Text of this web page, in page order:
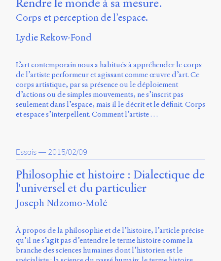
De
Émile
Timothée
Guicherd,
Servanne
Monjour,
Nicolas
Sauret
et
Rosati,
de
2018
2020.
Rendre le monde à sa mesure.
Corps et perception de l’espace.
Lydie Rekow-Fond
L’art contemporain nous a habitués à appréhender le corps
de l’artiste performeur et agissant comme œuvre d’art. Ce
corps artistique, par sa présence ou le déploiement
d’actions ou de simples mouvements, ne s’inscrit pas
seulement dans l’espace, mais il le décrit et le définit. Corps
et espace s’interpellent. Comment l’artiste …
Essais — 2015/02/09
Philosophie et histoire : Dialectique de
l'universel et du particulier
Joseph Ndzomo-Molé
À propos de la philosophie et de l’histoire, l’article précise
qu’il ne s’agit pas d’entendre le terme histoire comme la
branche des sciences humaines dont l’historien est le